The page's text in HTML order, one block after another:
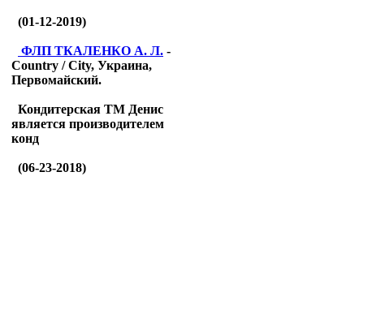
(01-12-2019)
ФЛП ТКАЛЕНКО А. Л. -
Country / City, Украина,
Первомайский.
Кондитерская ТМ Денис
является производителем
конд
(06-23-2018)